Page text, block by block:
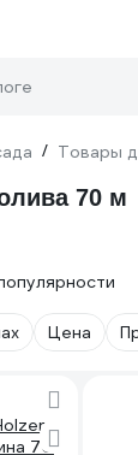
/ Товары
70 м
Цена